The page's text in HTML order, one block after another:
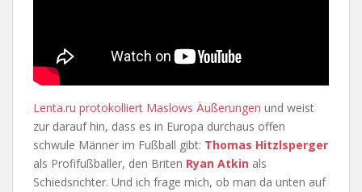
Lenta.ru protokolliert Maslows Äußerungen und weist
zur darauf hin, dass es in Europa durchaus offen
schwule Männer im Fußball gibt: Thomas Hitzlsperger
als Profifußballer, den Briten Ryan Atkin als
Schiedsrichter. Und ich frage mich, ob man da unten auf